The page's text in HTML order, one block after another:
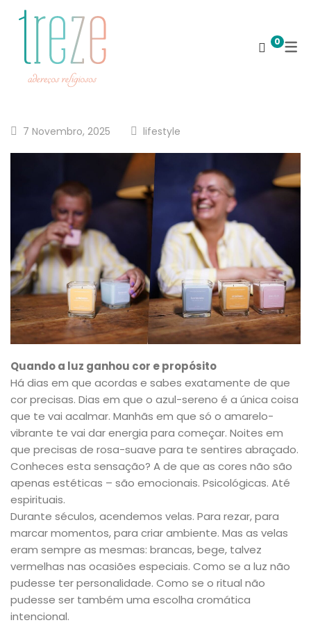
0
7 Novembro, 2025 lifestyle
Quando a luz ganhou cor e propósito
Há dias em que acordas e sabes exatamente de que
cor precisas. Dias em que o azul-sereno é a única coisa
que te vai acalmar. Manhãs em que só o amarelo-
vibrante te vai dar energia para começar. Noites em
que precisas de rosa-suave para te sentires abraçado.
Conheces esta sensação? A de que as cores não são
apenas estéticas – são emocionais. Psicológicas. Até
espirituais.
Durante séculos, acendemos velas. Para rezar, para
marcar momentos, para criar ambiente. Mas as velas
eram sempre as mesmas: brancas, bege, talvez
vermelhas nas ocasiões especiais. Como se a luz não
pudesse ter personalidade. Como se o ritual não
pudesse ser também uma escolha cromática
intencional.